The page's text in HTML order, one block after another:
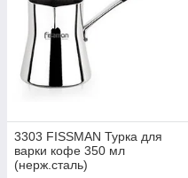
3303 FISSMAN Турка для
варки кофе 350 мл
(нерж.сталь)